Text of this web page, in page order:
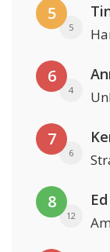
5
5
6
4
7
6
8
12